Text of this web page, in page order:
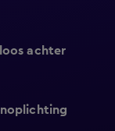
achter